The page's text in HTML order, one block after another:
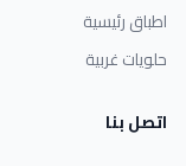
اطباق رئيسية
حلويات غربية
اتصل بنا